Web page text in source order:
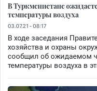
В Туркменистане
температуры воздуха
03.07.21 - 08:17
В ходе заседания
хозяйства и охраны
сообщил об ожидаемом
температуры воздуха в